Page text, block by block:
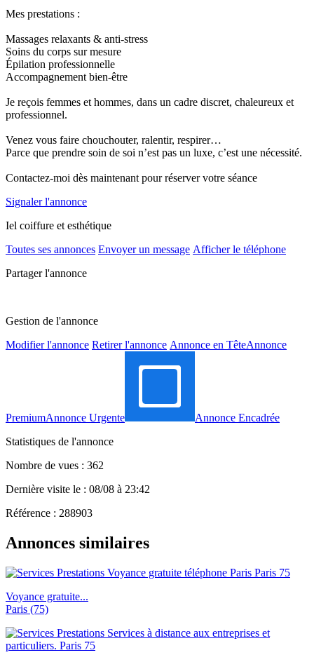
Mes prestations :
Massages relaxants & anti-stress
Soins du corps sur mesure
Épilation professionnelle
Accompagnement bien-être
Je reçois femmes et hommes, dans un cadre discret, chaleureux et
professionnel.
Venez vous faire chouchouter, ralentir, respirer…
Parce que prendre soin de soi n’est pas un luxe, c’est une nécessité.
Contactez-moi dès maintenant pour réserver votre séance
Signaler l'annonce
Iel coiffure et esthétique
Toutes ses annonces Envoyer un message Afficher le téléphone
Partager l'annonce
Gestion de l'annonce
Modifier l'annonce Retirer l'annonce Annonce en TêteAnnonce
PremiumAnnonce Urgente
Annonce Encadrée
Statistiques de l'annonce
Nombre de vues : 362
Dernière visite le : 08/08 à 23:42
Référence : 288903
Annonces similaires
Voyance gratuite...
Paris (75)